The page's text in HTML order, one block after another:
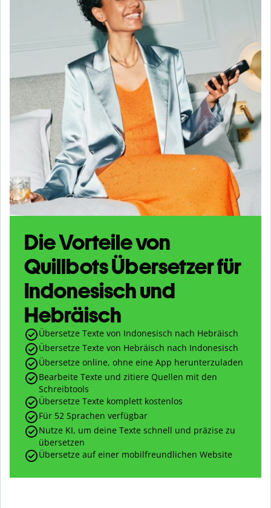
Die Vorteile von
Quillbots Übersetzer für
Indonesisch und
Hebräisch
Übersetze Texte von Indonesisch nach Hebräisch
Übersetze Texte von Hebräisch nach Indonesisch
Übersetze online, ohne eine App herunterzuladen
Bearbeite Texte und zitiere Quellen mit den
Schreibtools
Übersetze Texte komplett kostenlos
Für 52 Sprachen verfügbar
Nutze KI, um deine Texte schnell und präzise zu
übersetzen
Übersetze auf einer mobilfreundlichen Website